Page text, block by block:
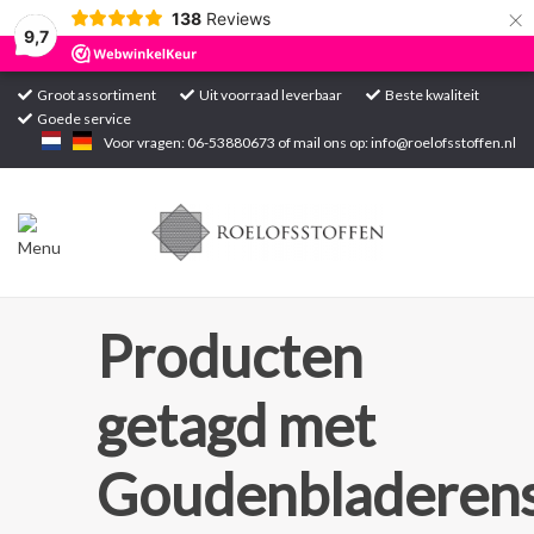
9,7
138 Reviews ×
Groot assortiment Uit voorraad leverbaar
Beste kwaliteit
Goede service
Voor vragen: 06-53880673 of mail ons op:info@roelofsstoffen.nl
Home
Producten
getagd met